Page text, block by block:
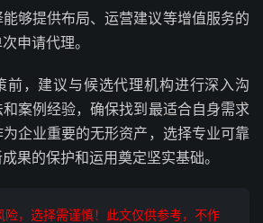
能够提供布局、运营建议等增值服务的
申请代理。
前，建议与候选代理机构进行深入沟
案例经验，确保找到最适合自身需求
企业重要的无形资产，选择专业可靠
果的保护和运用奠定坚实基础。
险，选择需谨慎！此文仅供参考，不作